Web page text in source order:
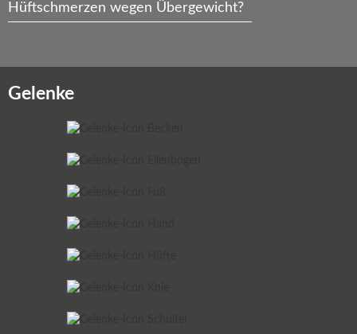
Hüftschmerzen wegen Übergewicht?
Gelenke